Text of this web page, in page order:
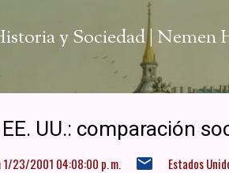
y Sociedad | Nemen
EE. UU.: comparación
1/23/2001 04:08:00 p. m. Estados